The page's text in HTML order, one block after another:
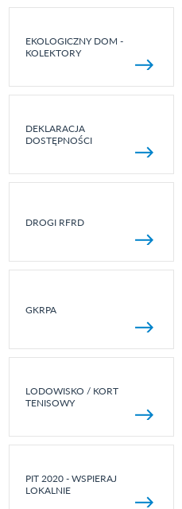
EKOLOGICZNY DOM -
KOLEKTORY
DEKLARACJA
DOSTĘPNOŚCI
DROGI RFRD
GKRPA
LODOWISKO / KORT
TENISOWY
PIT 2020 - WSPIERAJ
LOKALNIE